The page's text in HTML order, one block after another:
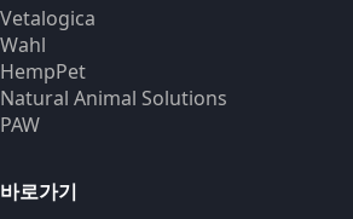
Vetalogica
Wahl
HempPet
Natural Animal Solutions
PAW
바로가기